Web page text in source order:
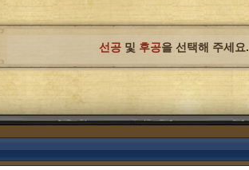
선공 및 후공을 선택해 주세요.